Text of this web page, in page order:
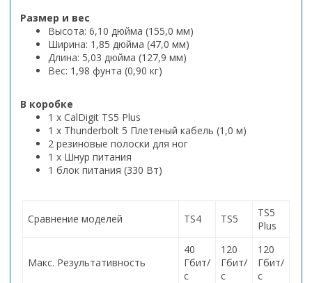
Размер и вес
Высота: 6,10 дюйма (155,0 мм)
Ширина: 1,85 дюйма (47,0 мм)
Длина: 5,03 дюйма (127,9 мм)
Вес: 1,98 фунта (0,90 кг)
В коробке
1 x CalDigit TS5 Plus
1 x Thunderbolt 5 Плетеный кабель (1,0 м)
2 резиновые полоски для ног
1 x Шнур питания
1 блок питания (330 Вт)
Сравнение моделей TS4 TS5
TS5
Plus
Макс. Результативность
40
Гбит/
с
120
Гбит/
с
120
Гбит/
с